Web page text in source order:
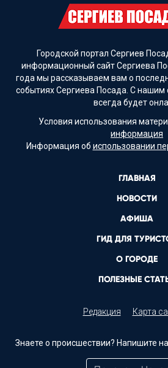
Городской портал Сергиев
информационный сайт Сергиева
года мы рассказываем вам о
событиях Сергиева Посада. С нашим
всегда будет
Условия использования
информация
Информация об использовании
ГЛАВНАЯ
НОВОСТИ
АФИША
ГИД ДЛЯ
О ГОРОДЕ
ПОЛЕЗНЫЕ
Редакция Карта
Знаете о происшествии? Напишите на